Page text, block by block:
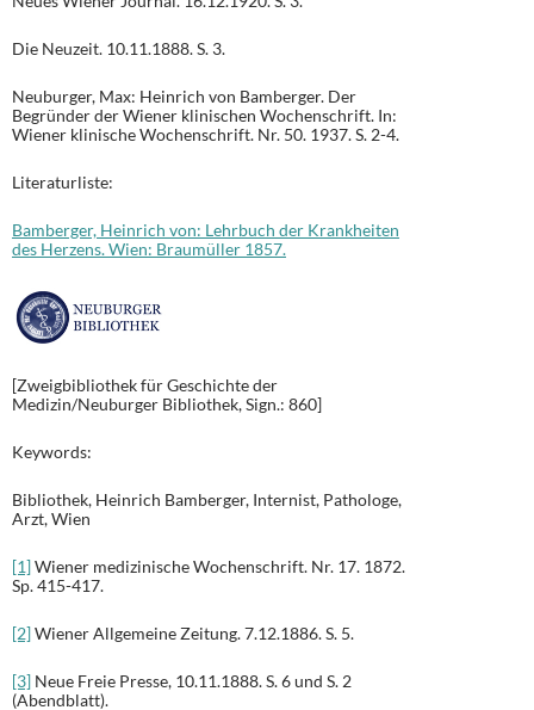
Die Neuzeit. 10.11.1888. S. 3.
Neuburger, Max: Heinrich von Bamberger. Der
Begründer der Wiener klinischen Wochenschrift. In:
Wiener klinische Wochenschrift. Nr. 50. 1937. S. 2-4.
Literaturliste:
Bamberger, Heinrich von: Lehrbuch der Krankheiten
des Herzens. Wien: Braumüller 1857.
[Zweigbibliothek für Geschichte der
Medizin/Neuburger Bibliothek, Sign.: 860]
Keywords:
Bibliothek, Heinrich Bamberger, Internist, Pathologe,
Arzt, Wien
[1]Wiener medizinische Wochenschrift. Nr. 17. 1872.
Sp. 415-417.
[2]Wiener Allgemeine Zeitung. 7.12.1886. S. 5.
[3] Neue Freie Presse, 10.11.1888. S. 6 und S. 2
(Abendblatt).